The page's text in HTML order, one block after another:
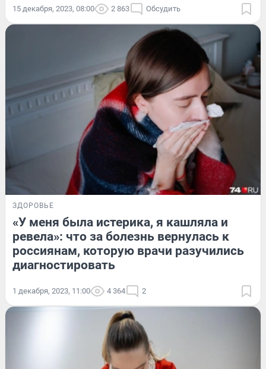
15 декабря, 2023, 08:00 2 863 Обсудить
ЗДОРОВЬЕ
«У меня была истерика, я кашляла и
ревела»: что за болезнь вернулась к
россиянам, которую врачи разучились
диагностировать
1 декабря, 2023, 11:00 4 364 2